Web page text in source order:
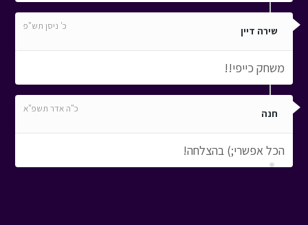
שירה דיין כ' ניסן תש"פ
משחק כייפי!!
חנה כ"ה אדר תשפ"א
הכל אפשרי;) בהצלחה!